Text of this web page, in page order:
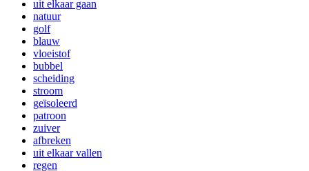
uit elkaar gaan
natuur
golf
blauw
vloeistof
bubbel
scheiding
stroom
geïsoleerd
patroon
zuiver
afbreken
uit elkaar vallen
regen